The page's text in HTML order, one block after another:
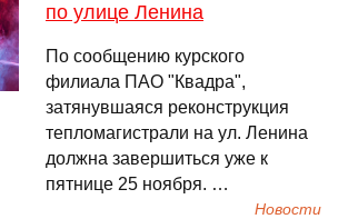
по улице Ленина
По сообщению курского
филиала ПАО "Квадра",
затянувшаяся реконструкция
тепломагистрали на ул. Ленина
должна завершиться уже к
пятнице 25 ноября. …
Новости